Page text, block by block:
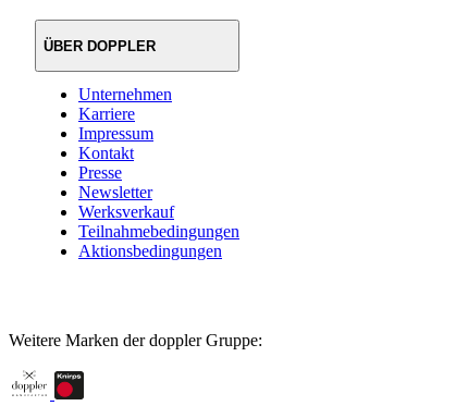
ÜBER DOPPLER
Unternehmen
Karriere
Impressum
Kontakt
Presse
Newsletter
Werksverkauf
Teilnahmebedingungen
Aktionsbedingungen
Weitere Marken der doppler Gruppe: